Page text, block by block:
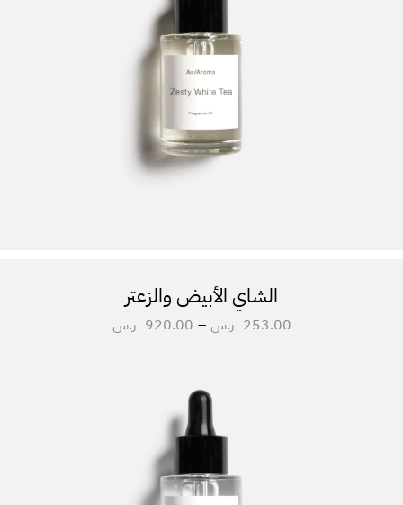
الشاي الأبيض والزعتر
253.00 ر.س –
920.00 ر.س